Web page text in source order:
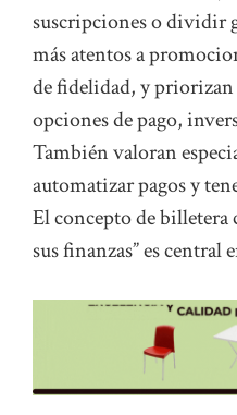
suscripciones o dividir
más atentos a
de fidelidad, y
opciones de pago,
También valoran
automatizar pagos y
El concepto de
sus finanzas” es central